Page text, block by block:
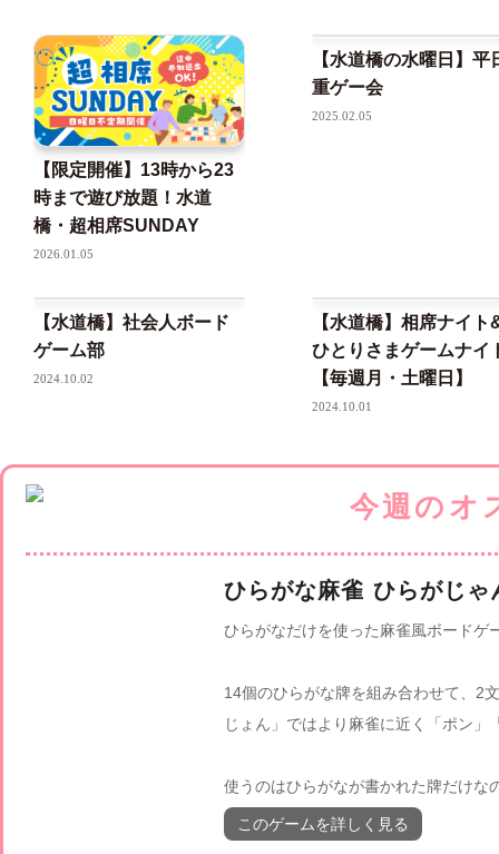
【限定開催】13時から23
時まで遊び放題！水道
橋・超相席SUNDAY
2026.01.05
【水道橋の水曜日】平
重ゲー会
2025.02.05
【水道橋】社会人ボード
ゲーム部
2024.10.02
【水道橋】相席ナイト
ひとりさまゲームナイ
【毎週月・土曜日】
2024.10.01
ひらがな麻雀 ひらがじ
ひらがなだけを使った麻雀風ボードゲ
14個のひらがな牌を組み合わせて、2
じょん」ではより麻雀に近く「ポン
使うのはひらがなが書かれた牌だけな
このゲームを詳しく見る